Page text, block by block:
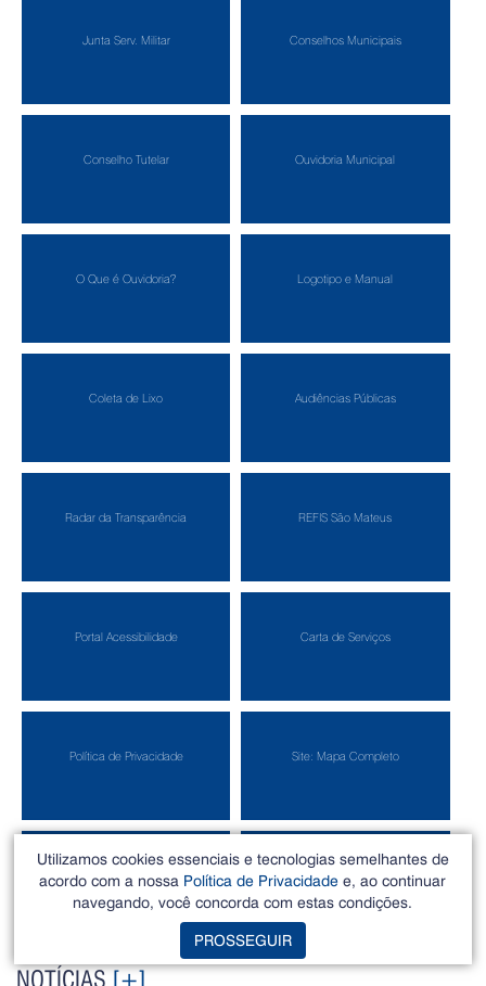
Junta Serv. Militar Conselhos Municipais
Conselho Tutelar Ouvidoria Municipal
O Que é Ouvidoria? Logotipo e Manual
Coleta de Lixo Audiências Públicas
Radar da Transparência REFIS São Mateus
Portal Acessibilidade Carta de Serviços
Política de Privacidade Site: Mapa Completo
Protocolo Interno Protocolo Externo
NOTÍCIAS[+]
Utilizamos cookies essenciais e tecnologias semelhantes de
acordo com a nossa Política de Privacidade e, ao continuar
navegando, você concorda com estas condições.
PROSSEGUIR